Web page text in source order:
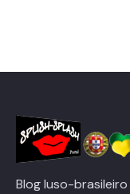
Blog luso-